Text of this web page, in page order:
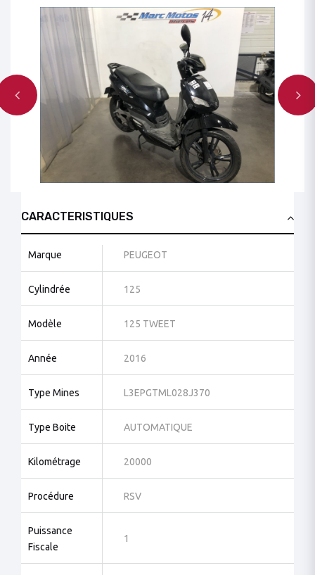
CARACTERISTIQUES
Marque PEUGEOT
Cylindrée 125
Modèle 125 TWEET
Année 2016
Type Mines L3EPGTML028J370
Type Boite AUTOMATIQUE
Kilométrage 20000
Procédure RSV
Puissance
Fiscale
1